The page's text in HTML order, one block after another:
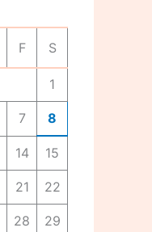
F S
1
7 8
14 15
21 22
28 29